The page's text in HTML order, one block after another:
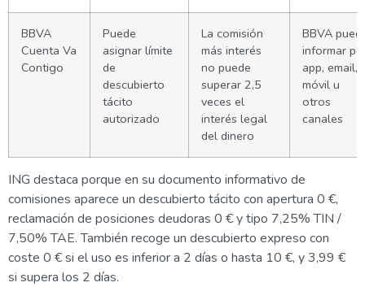
BBVA
Cuenta Va
Contigo
Puede
asignar límite
de
descubierto
tácito
autorizado
La comisión
más interés
no puede
superar 2,5
veces el
interés legal
del dinero
BBVA
informar
app, email,
móvil u
otros
canales
ING destaca porque en su documento informativo de
comisiones aparece un descubierto tácito con apertura 0 €,
reclamación de posiciones deudoras 0 € y tipo 7,25% TIN /
7,50% TAE. También recoge un descubierto expreso con
coste 0 € si el uso es inferior a 2 días o hasta 10 €, y 3,99 €
si supera los 2 días.